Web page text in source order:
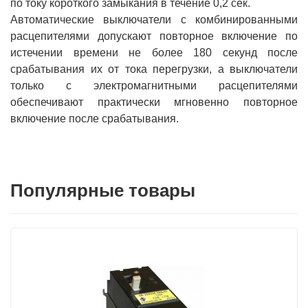
по току короткого замыкания в течение 0,2 сек.
Автоматические выключатели с комбинированными
расцепителями допускают повторное включение по
истечении времени не более 180 секунд после
срабатывания их от тока перегрузки, а выключатели
только с электромагнитными расцепителями
обеспечивают практически мгновенно повторное
включение после срабатывания.
Популярные товары